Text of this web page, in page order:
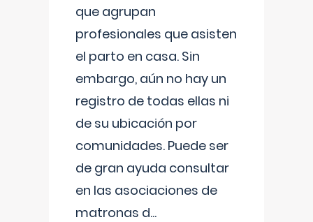
que agrupan
profesionales que asisten
el parto en casa. Sin
embargo, aún no hay un
registro de todas ellas ni
de su ubicación por
comunidades. Puede ser
de gran ayuda consultar
en las asociaciones de
matronas d...